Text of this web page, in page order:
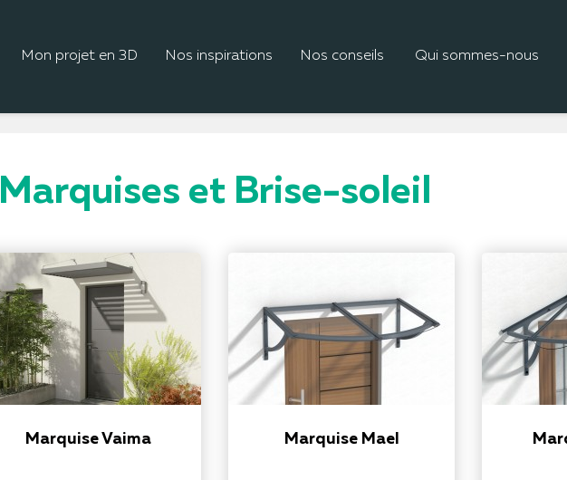
Mon projet en 3D Nos inspirations Nos conseils Qui sommes-nous
Marquises et Brise-soleil
Marquise Vaima Marquise Mael